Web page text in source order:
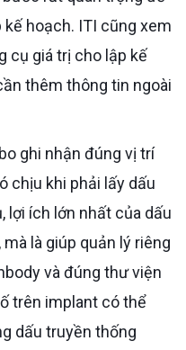
hoạch. ITI cũng xem
cụ giá trị cho lập kế
thêm thông tin ngoài
chịu khi phải lấy dấu
lợi ích lớn nhất của dấu
là giúp quản lý riêng
và đúng thư viện
trên implant có thể
dấu truyền thống